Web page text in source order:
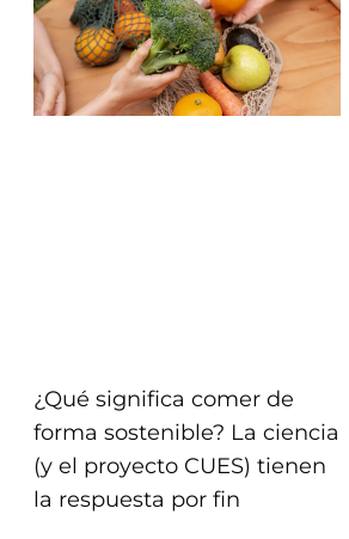
¿Qué significa comer de
forma sostenible? La ciencia
(y el proyecto CUES) tienen
la respuesta por fin